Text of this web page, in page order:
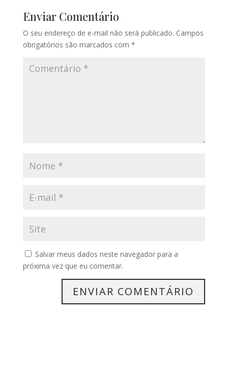
Enviar Comentário
O seu endereço de e-mail não será publicado. Campos
obrigatórios são marcados com *
Salvar meus dados neste navegador para a
próxima vez que eu comentar.